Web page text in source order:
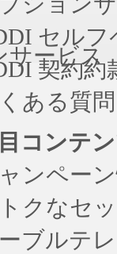
サービス
セルフ
契約約
ある質問
コンテ
ンペー
クなセ
ブルテ